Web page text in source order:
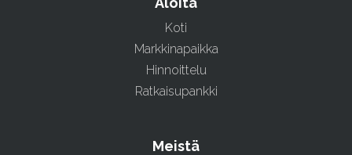
Koti
Markkinapaikka
Hinnoittelu
Ratkaisupankki
Meistä